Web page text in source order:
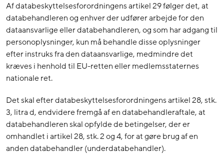
Af databeskyttelsesforordningens artikel 29 følger det, at
databehandleren og enhver der udfører arbejde for den
dataansvarlige eller databehandleren, og som har adgang til
personoplysninger, kun må behandle disse oplysninger
efter instruks fra den dataansvarlige, medmindre det
kræves i henhold til EU-retten eller medlemsstaternes
nationale ret.
Det skal efter databeskyttelsesforordningens artikel 28, stk.
3, litra d, endvidere fremgå af en databehandleraftale, at
databehandleren skal opfylde de betingelser, der er
omhandlet i artikel 28, stk. 2 og 4, for at gøre brug af en
anden databehandler (underdatabehandler).